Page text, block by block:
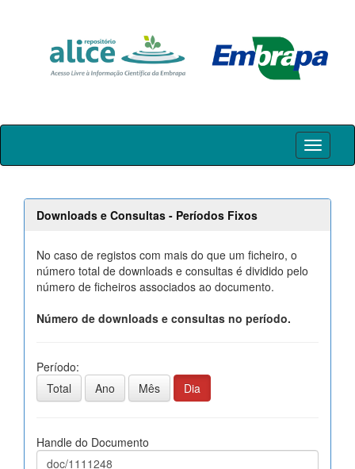
Skip
Downloads e Consultas - Períodos Fixos
No caso de registos com mais do que um ficheiro, o
número total de downloads e consultas é dividido pelo
número de ficheiros associados ao documento.
Número de downloads e consultas no período.
Período:
Total
Ano Mês Dia
Handle do Documento